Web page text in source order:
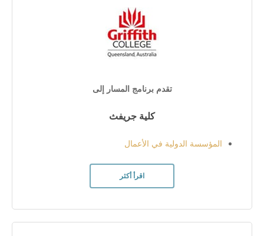
تقدم برنامج المسار إلى
كلية جريفث
المؤسسة الدولية في الأعمال
اقرأ أكثر